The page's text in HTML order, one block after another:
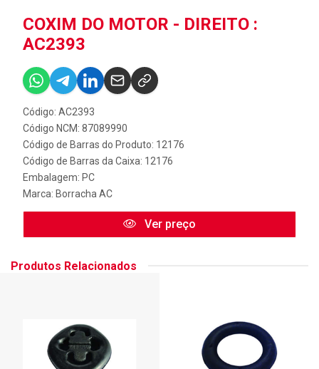
COXIM DO MOTOR - DIREITO :
AC2393
Código: AC2393
Código NCM: 87089990
Código de Barras do Produto: 12176
Código de Barras da Caixa: 12176
Embalagem: PC
Marca: Borracha AC
Ver preço
Produtos Relacionados